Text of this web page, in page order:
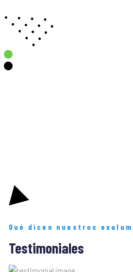
Qué dicen nuestros
Testimoniales